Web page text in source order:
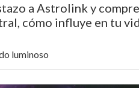
a Astrolink y
cómo influye en tu
luminoso